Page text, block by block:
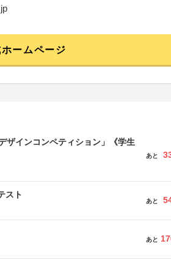
ームページ
ザインコンペティション」《学生
あと
スト
あと
あと